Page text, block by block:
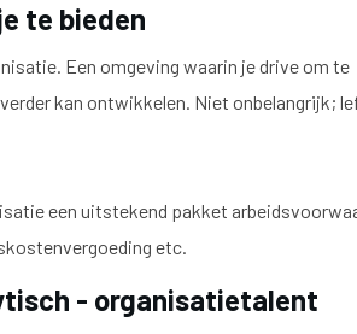
te bieden
Een omgeving waarin je drive om te
kan ontwikkelen. Niet onbelangrijk;
een uitstekend pakket
etc.
- organisatietalent